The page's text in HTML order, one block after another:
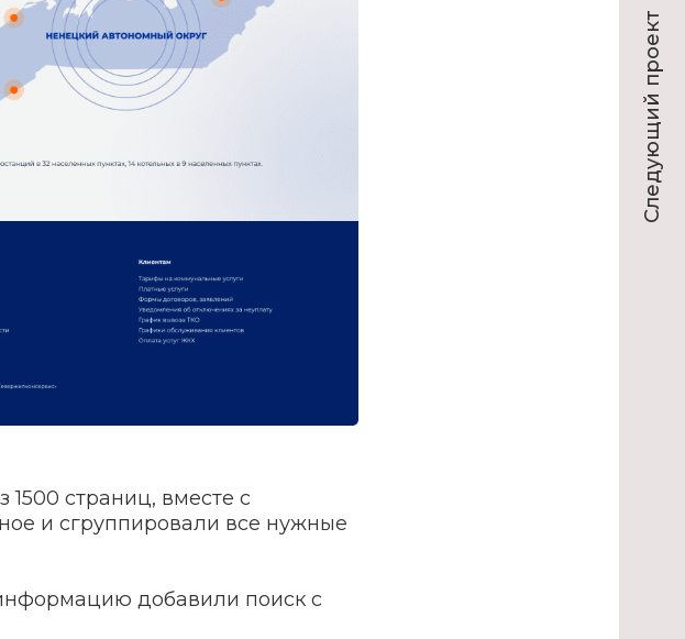
страниц, вместе с
и сгруппировали все нужные
добавили поиск с
Следующий проект